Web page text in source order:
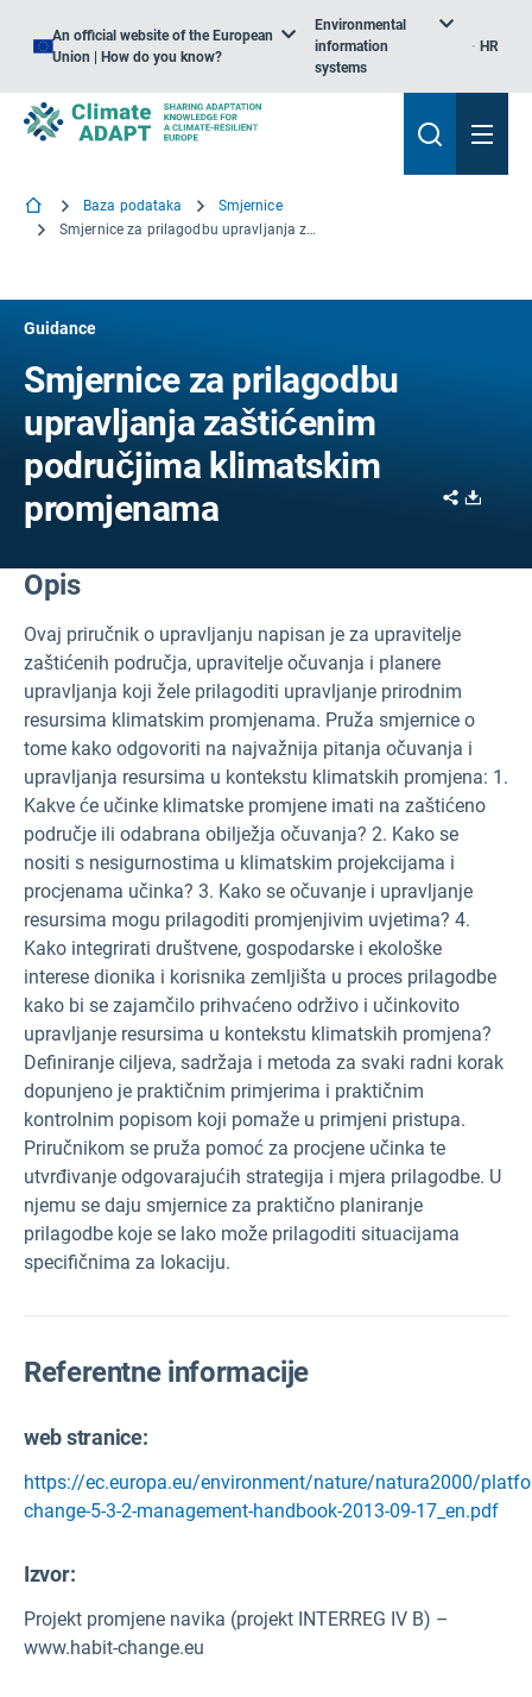
An official website of the European
Union | How do you know?
Environmental
information
systems
HR
Baza podataka
Smjernice
Smjernice za prilagodbu upravljanja zaštićenim područjima klimatskim promjenama
Guidance
Smjernice za prilagodbu
upravljanja zaštićenim
područjima klimatskim
promjenama
Share
Opis
Ovaj priručnik o upravljanju napisan je za upravitelje
zaštićenih područja, upravitelje očuvanja i planere
upravljanja koji žele prilagoditi upravljanje prirodnim
resursima klimatskim promjenama. Pruža smjernice o
tome kako odgovoriti na najvažnija pitanja očuvanja i
upravljanja resursima u kontekstu klimatskih promjena: 1.
Kakve će učinke klimatske promjene imati na zaštićeno
područje ili odabrana obilježja očuvanja? 2. Kako se
nositi s nesigurnostima u klimatskim projekcijama i
procjenama učinka? 3. Kako se očuvanje i upravljanje
resursima mogu prilagoditi promjenjivim uvjetima? 4.
Kako integrirati društvene, gospodarske i ekološke
interese dionika i korisnika zemljišta u proces prilagodbe
kako bi se zajamčilo prihvaćeno održivo i učinkovito
upravljanje resursima u kontekstu klimatskih promjena?
Definiranje ciljeva, sadržaja i metoda za svaki radni korak
dopunjeno je praktičnim primjerima i praktičnim
kontrolnim popisom koji pomaže u primjeni pristupa.
Priručnikom se pruža pomoć za procjene učinka te
utvrđivanje odgovarajućih strategija i mjera prilagodbe. U
njemu se daju smjernice za praktično planiranje
prilagodbe koje se lako može prilagoditi situacijama
specifičnima za lokaciju.
Referentne informacije
web stranice:
https://ec.europa.eu/environment/nature/natura2000/
change-5-3-2-management-handbook-2013-09-17_en.pdf
Izvor:
Projekt promjene navika (projekt INTERREG IV B) –
www.habit-change.eu